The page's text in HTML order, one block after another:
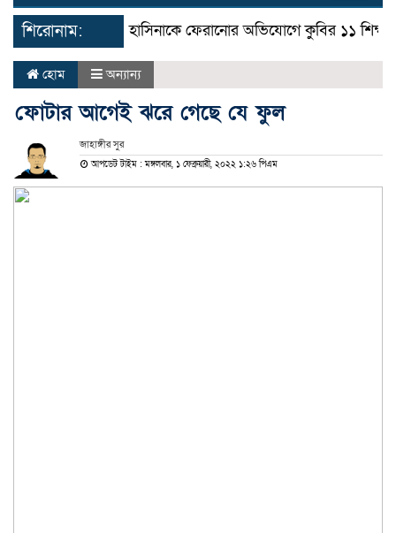
শিরোনাম: হাসিনাকে ফেরানোর অভিযোগে কুবির ১১ শিক্ষকের
হোম অন্যান্য
ফোটার আগেই ঝরে গেছে যে ফুল
জাহাঙ্গীর সুর
আপডেট টাইম : মঙ্গলবার, ১ ফেব্রুয়ারী, ২০২২ ১:২৬ পিএম